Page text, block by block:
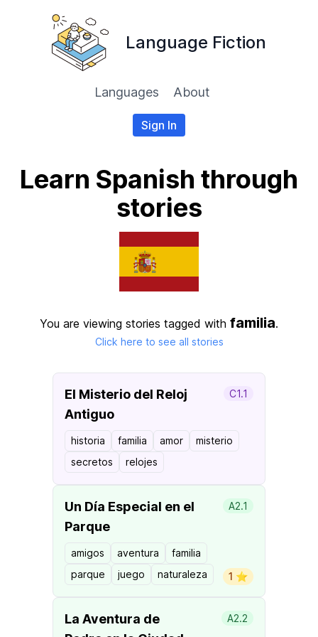
Language Fiction
Languages About
Sign In
Learn Spanish through
stories
You are viewing stories tagged with familia.
Click here to see all stories
El Misterio del Reloj
Antiguo
C1.1
historia familia amor
misterio
secretos
relojes
Un Día Especial en el
Parque
A2.1
amigos aventura
familia
parque
juego naturaleza 1 ⭐️
La Aventura de
A2.2